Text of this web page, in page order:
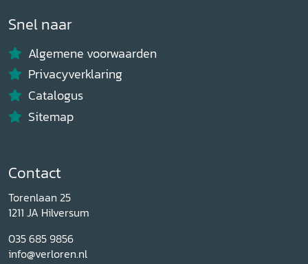
Snel naar
Algemene voorwaarden
Privacyverklaring
Catalogus
Sitemap
Contact
Torenlaan 25
1211 JA Hilversum
035 685 9856
info@verloren.nl